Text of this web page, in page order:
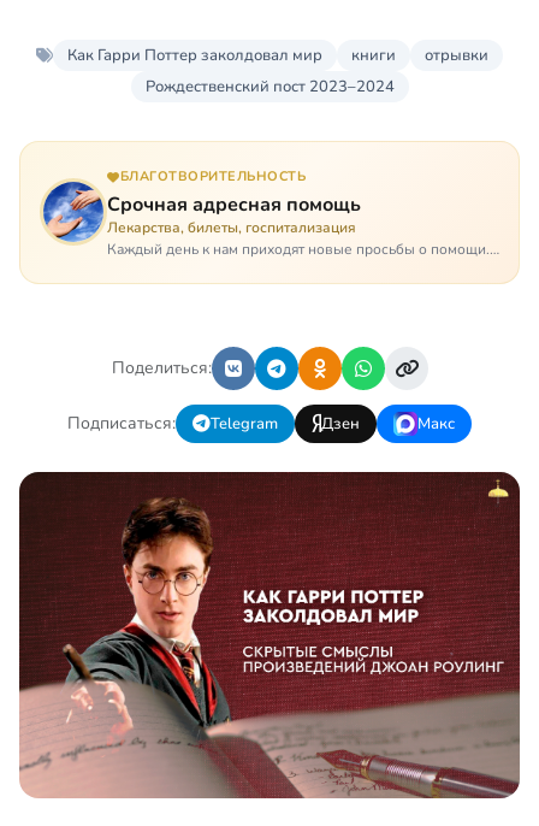
Как Гарри Поттер заколдовал мир книги
отрывки
Рождественский пост 2023–2024
БЛАГОТВОРИТЕЛЬНОСТЬ
Срочная адресная помощь
Лекарства, билеты, госпитализация
Каждый день к нам приходят новые просьбы о помощи.
она нужна была вчера: в приеме лекарств образовался
Поделиться:
Подписаться: Telegram Дзен Макс